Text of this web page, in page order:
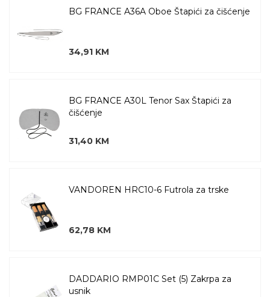
BG FRANCE A36A Oboe Štapići za čišćenje
34,91 KM
BG FRANCE A30L Tenor Sax Štapići za
čišćenje
31,40 KM
VANDOREN HRC10-6 Futrola za trske
62,78 KM
DADDARIO RMP01C Set (5) Zakrpa za
usnik